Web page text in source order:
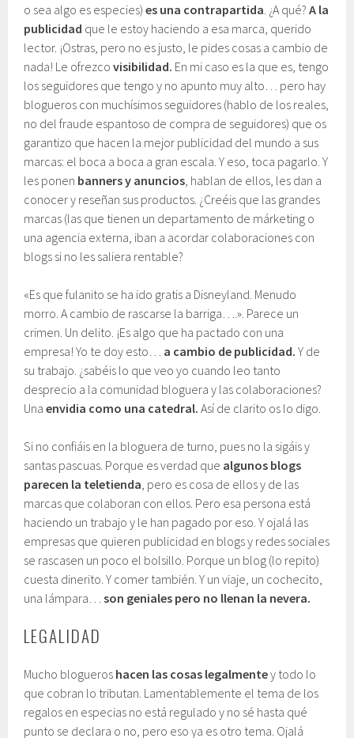
o sea algo es especies) es una contrapartida. ¿A qué? A la
publicidad que le estoy haciendo a esa marca, querido
lector. ¡Ostras, pero no es justo, le pides cosas a cambio de
nada! Le ofrezcovisibilidad. En mi caso es la que es, tengo
los seguidores que tengo y no apunto muy alto… pero hay
blogueros con muchísimos seguidores (hablo de los reales,
no del fraude espantoso de compra de seguidores) que os
garantizo que hacen la mejor publicidad del mundo a sus
marcas: el boca a boca a gran escala. Y eso, toca pagarlo. Y
les ponen banners y anuncios, hablan de ellos, les dan a
conocer y reseñan sus productos. ¿Creéis que las grandes
marcas (las que tienen un departamento de márketing o
una agencia externa, iban a acordar colaboraciones con
blogs si no les saliera rentable?
«Es que fulanito se ha ido gratis a Disneyland. Menudo
morro. A cambio de rascarse la barriga….». Parece un
crimen. Un delito. ¡Es algo que ha pactado con una
empresa! Yo te doy esto… a cambio de publicidad. Y de
su trabajo. ¿sabéis lo que veo yo cuando leo tanto
desprecio a la comunidad bloguera y las colaboraciones?
Unaenvidia como una catedral. Así de clarito os lo digo.
Si no confiáis en la bloguera de turno, pues no la sigáis y
santas pascuas. Porque es verdad que algunos blogs
parecen la teletienda, pero es cosa de ellos y de las
marcas que colaboran con ellos. Pero esa persona está
haciendo un trabajo y le han pagado por eso. Y ojalá las
empresas que quieren publicidad en blogs y redes sociales
se rascasen un poco el bolsillo. Porque un blog (lo repito)
cuesta dinerito. Y comer también. Y un viaje, un cochecito,
una lámpara…son geniales pero no llenan la nevera.
LEGALIDAD
Mucho blogueros hacen las cosas legalmentey todo lo
que cobran lo tributan. Lamentablemente el tema de los
regalos en especias no está regulado y no sé hasta qué
punto se declara o no, pero eso ya es otro tema. Ojalá